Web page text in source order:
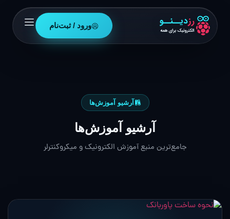
ورود / ثبت‌نام
آرشیو آموزش‌ها
آرشیو آموزش‌ها
جامع‌ترین منبع آموزش الکترونیک و میکروکنترلر